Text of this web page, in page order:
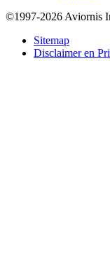
Bottom
©1997-2026 Aviornis
Sitemap
Disclaimer en